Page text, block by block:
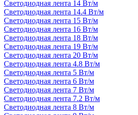
Светодиодная лента 14 Вт/м
Светодиодная лента 14.4 Вт/м
Светодиодная лента 15 Вт/м
Светодиодная лента 16 Вт/м
Светодиодная лента 18 Вт/м
Светодиодная лента 19 Вт/м
Светодиодная лента 20 Вт/м
Светодиодная лента 4.8 Вт/м
Светодиодная лента 5 Вт/м
Светодиодная лента 6 Вт/м
Светодиодная лента 7 Вт/м
Светодиодная лента 7.2 Вт/м
Светодиодная лента 8 Вт/м